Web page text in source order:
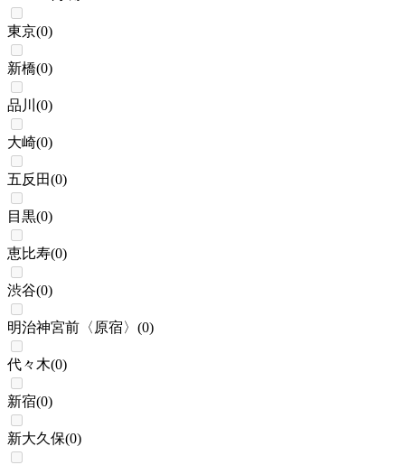
東京(0)
新橋(0)
品川 (0)
大崎(0)
五反田(0)
目黒(0)
恵比寿(0)
渋谷(0)
明治神宮前〈原宿〉 (0)
代々木(0)
新宿(0)
新大久保(0)